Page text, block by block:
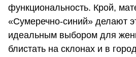
функциональность. Крой,
«Сумеречно-синий» делают
идеальным выбором для
блистать на склонах и в